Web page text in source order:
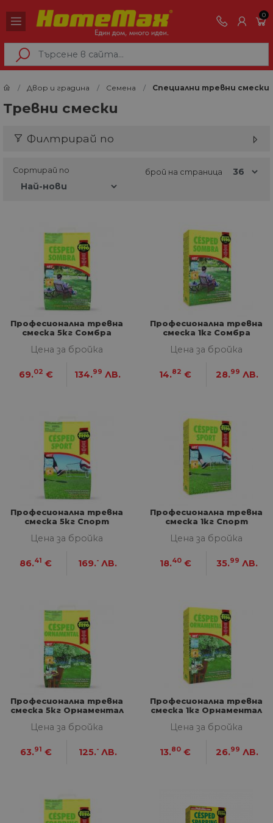
0
Двор и градина Семена Специални тревни смески
Тревни смески
Филтрирай по
Сортирай по брой на страница
Професионална тревна
смеска 5кг Сомбра
Цена за бройка
69.02 € 134.99 ЛВ.
Професионална тревна
смеска 1кг Сомбра
Цена за бройка
14.82 € 28.99 ЛВ.
Професионална тревна
смеска 5кг Спорт
Цена за бройка
86.41 € 169.- ЛВ.
Професионална тревна
смеска 1кг Спорт
Цена за бройка
18.40 € 35.99 ЛВ.
Професионална тревна
смеска 5кг Орнаментал
Цена за бройка
63.91 € 125.- ЛВ.
Професионална тревна
смеска 1кг Орнаментал
Цена за бройка
13.80 € 26.99 ЛВ.